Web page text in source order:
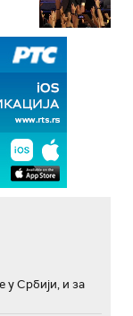
у Србији, и за